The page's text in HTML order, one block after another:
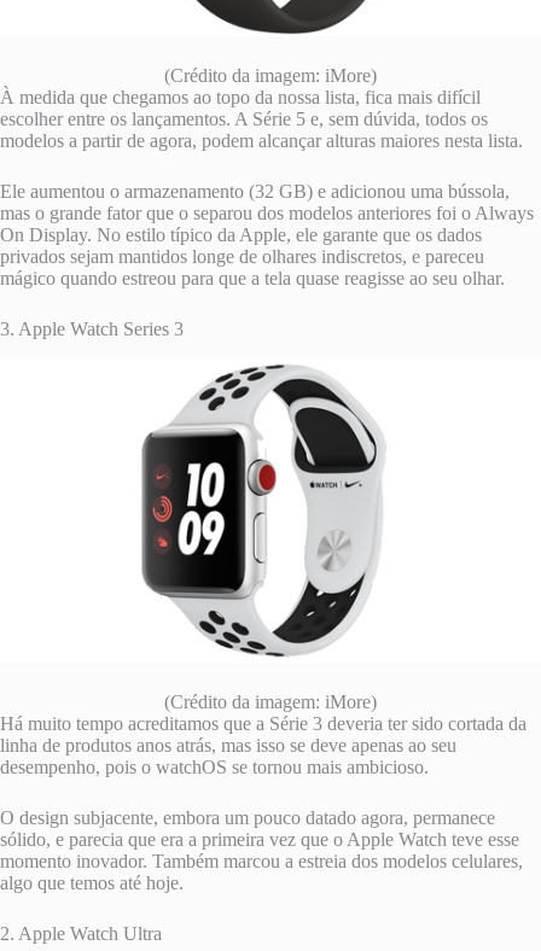
(Crédito da imagem: iMore)
À medida que chegamos ao topo da nossa lista, fica mais difícil
escolher entre os lançamentos. A Série 5 e, sem dúvida, todos os
modelos a partir de agora, podem alcançar alturas maiores nesta lista.
Ele aumentou o armazenamento (32 GB) e adicionou uma bússola,
mas o grande fator que o separou dos modelos anteriores foi o Always
On Display. No estilo típico da Apple, ele garante que os dados
privados sejam mantidos longe de olhares indiscretos, e pareceu
mágico quando estreou para que a tela quase reagisse ao seu olhar.
3. Apple Watch Series 3
(Crédito da imagem: iMore)
Há muito tempo acreditamos que a Série 3 deveria ter sido cortada da
linha de produtos anos atrás, mas isso se deve apenas ao seu
desempenho, pois o watchOS se tornou mais ambicioso.
O design subjacente, embora um pouco datado agora, permanece
sólido, e parecia que era a primeira vez que o Apple Watch teve esse
momento inovador. Também marcou a estreia dos modelos celulares,
algo que temos até hoje.
2. Apple Watch Ultra